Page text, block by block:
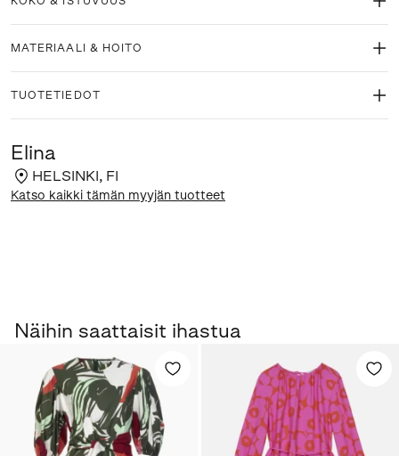
MATERIAALI & HOITO
TUOTETIEDOT
Elina
HELSINKI, FI
Katso kaikki tämän myyjän tuotteet
Näihin saattaisit ihastua